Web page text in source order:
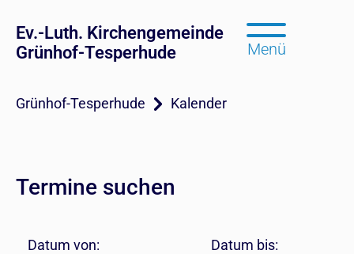
Ev.-Luth. Kirchengemeinde
Grünhof-Tesperhude
Menü
Grünhof-Tesperhude Kalender
Termine suchen
Datum von:
Datum bis: